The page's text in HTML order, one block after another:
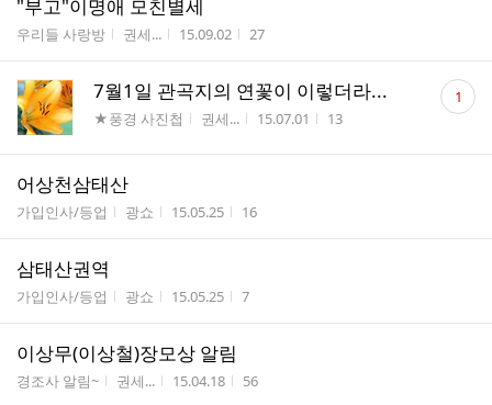
"부고"이명애 모친별세
게시판명
우리들 사랑방 작성자
권세... 작성시간
15.09.02 조회수
27
7월1일 관곡지의 연꽃이 이렇더라...
게시판명
★풍경 사진첩 작성자
권세... 작성시간
15.07.01 조회수
13
댓
글 1
어상천삼태산
게시판명
가입인사/등업 작성자
광쇼 작성시간
15.05.25 조회수
16
삼태산권역
게시판명
가입인사/등업 작성자
광쇼 작성시간
15.05.25 조회수
7
이상무(이상철)장모상 알림
게시판명
경조사 알림~ 작성자
권세... 작성시간
15.04.18 조회수
56